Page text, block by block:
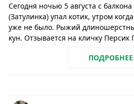
Сегодня ночью 5 августа с
(Затулинка) упал котик, утром
уже не было. Рыжий
кун. Отзывается на кличку Персик
ПОДРОБНЕЕ